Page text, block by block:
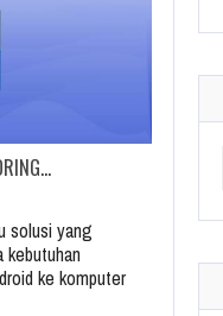
solusi yang
kebutuhan
ke komputer